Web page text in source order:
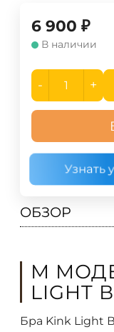
6 900 ₽
В наличии
- +
Узнать
ОБЗОР
М
LIGHT
Бра Kink Light